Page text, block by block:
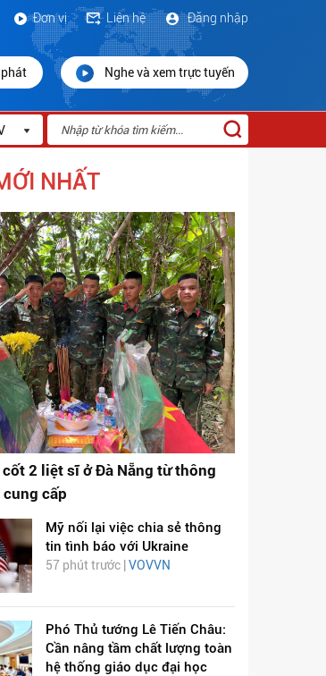
Đăng nhập
Liên hệ
Đơn vị
Nghe và xem trực tuyến
NHẤT
2 liệt sĩ ở Đà Nẵng từ thông
cấp
Mỹ nối lại việc chia sẻ thông
tin tình báo với Ukraine
57 phút trước | VOVVN
Phó Thủ tướng Lê Tiến Châu:
Cần nâng tầm chất lượng toàn
hệ thống giáo dục đại học